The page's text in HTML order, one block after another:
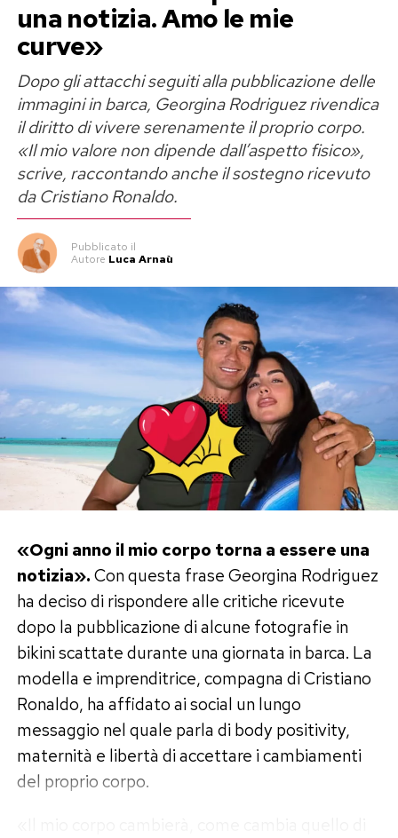
una notizia. Amo le mie
curve»
Dopo gli attacchi seguiti alla pubblicazione delle
immagini in barca, Georgina Rodriguez rivendica
il diritto di vivere serenamente il proprio corpo.
«Il mio valore non dipende dall’aspetto fisico»,
scrive, raccontando anche il sostegno ricevuto
da Cristiano Ronaldo.
Pubblicato il
Autore Luca Arnaù
«Ogni anno il mio corpo torna a essere una
notizia».Con questa frase Georgina Rodriguez
ha deciso di rispondere alle critiche ricevute
dopo la pubblicazione di alcune fotografie in
bikini scattate durante una giornata in barca. La
modella e imprenditrice, compagna di Cristiano
Ronaldo, ha affidato ai social un lungo
messaggio nel quale parla di body positivity,
maternità e libertà di accettare i cambiamenti
del proprio corpo.